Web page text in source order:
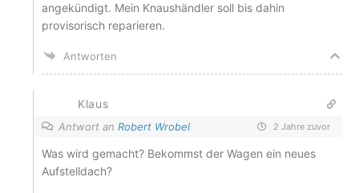
angekündigt. Mein Knaushändler soll bis dahin
provisorisch reparieren.
Antworten
Klaus
Antwort an Robert Wrobel 2 Jahre zuvor
Was wird gemacht? Bekommst der Wagen ein neues
Aufstelldach?